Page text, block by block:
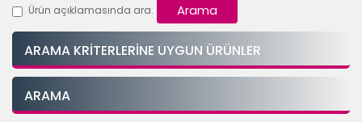
Ürün açıklamasında ara.
ARAMA KRITERLERINE UYGUN ÜRÜNLER
ARAMA